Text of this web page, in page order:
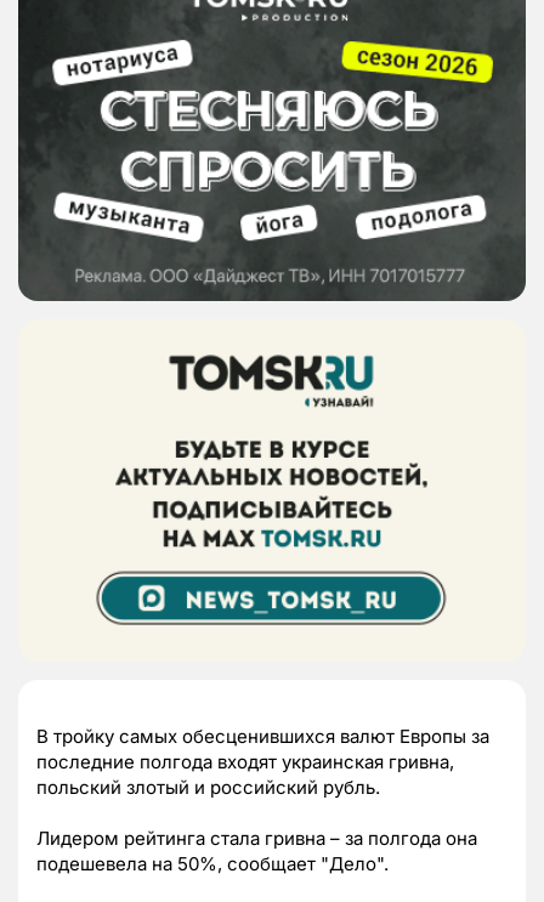
В тройку самых обесценившихся валют Европы за
последние полгода входят украинская гривна,
польский злотый и российский рубль.
Лидером рейтинга стала гривна – за полгода она
подешевела на 50%, сообщает "Дело".